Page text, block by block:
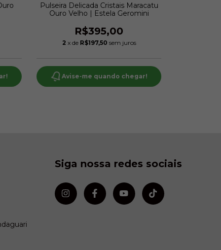
Pulseira Delicada Cristais Maracatu
Ouro Velho | Estela Geromini
R$395,00
2 x de R$197,50 sem juros
Avise-me quando chegar!
Siga nossa redes sociais